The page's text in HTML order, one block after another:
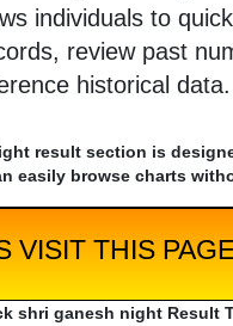
individuals to
review past
historical data.
result section is
easily browse charts
VISIT THIS
shri ganesh night Result